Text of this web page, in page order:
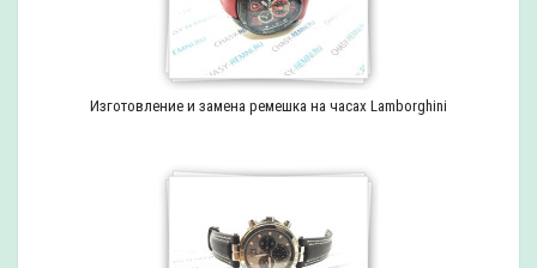
Изготовление и замена ремешка на часах Lamborghini